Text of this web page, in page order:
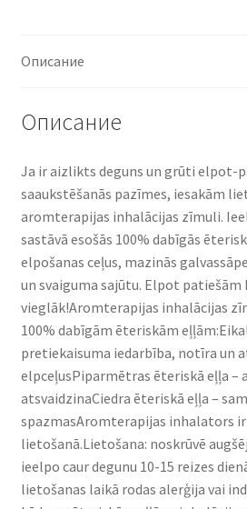
Описание
Описание
Ja ir aizlikts deguns un grūti elpot-
saaukstēšanās pazīmes, iesakām
aromterapijas inhalācijas zīmuli.
sastāvā esošās 100% dabīgās
elpošanas ceļus, mazinās
un svaiguma sajūtu. Elpot patiešām
vieglāk!Aromterapijas inhalācijas
100% dabīgām ēteriskām
pretiekaisuma iedarbība, notīra un
elpceļusPiparmētras ēteriskā eļļa –
atsvaidzinaCiedra ēteriskā eļļa –
spazmasAromterapijas inhalators
lietošanā.Lietošana: noskrūvē
ieelpo caur degunu 10-15 reizes
lietošanas laikā rodas alerģija vai